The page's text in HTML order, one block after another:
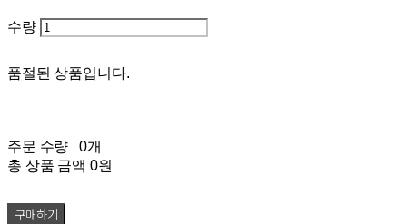
수량
품절된 상품입니다.
주문 수량
0개
총 상품 금액 0원
구매하기